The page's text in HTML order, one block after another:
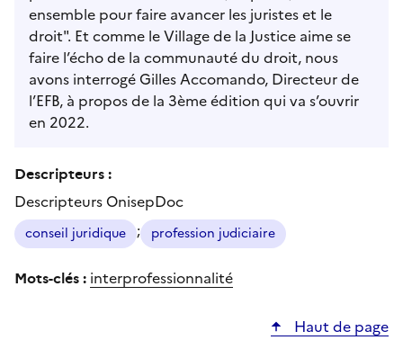
ensemble pour faire avancer les juristes et le
droit". Et comme le Village de la Justice aime se
faire l’écho de la communauté du droit, nous
avons interrogé Gilles Accomando, Directeur de
l’EFB, à propos de la 3ème édition qui va s’ouvrir
en 2022.
Descripteurs :
Descripteurs OnisepDoc
conseil juridique ; profession judiciaire
Mots-clés : interprofessionnalité
Haut de page